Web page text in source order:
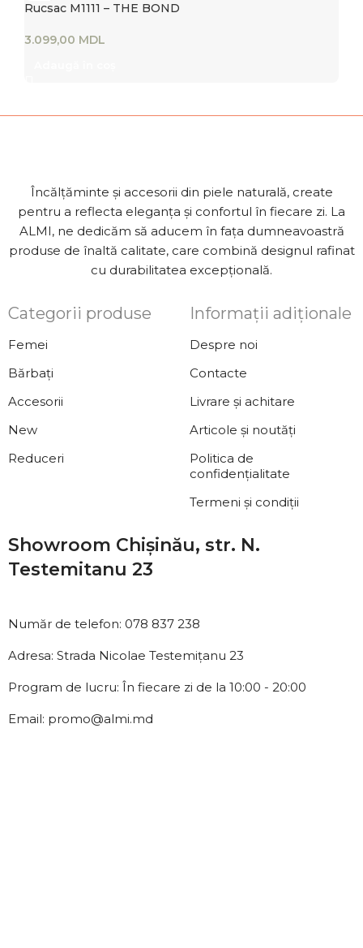
Rucsac M1111 – THE BOND
MDL
Încălțăminte și accesorii din piele naturală, create
pentru a reflecta eleganța și confortul în fiecare zi. La
ALMI, ne dedicăm să aducem în fața dumneavoastră
produse de înaltă calitate, care combină designul rafinat
cu durabilitatea excepțională.
Categorii produse
Femei
Bărbați
Accesorii
New
Reduceri
Informații adiționale
Despre noi
Contacte
Livrare și achitare
Articole și noutăți
Politica de
confidențialitate
Termeni și condiții
Showroom Chișinău, str. N.
Testemitanu 23
Număr de telefon: 078 837 238
Adresa: Strada Nicolae Testemițanu 23
Program de lucru: În fiecare zi de la 10:00 - 20:00
Email: promo@almi.md